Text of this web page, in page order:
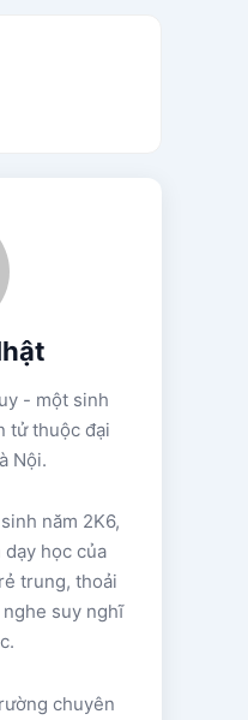
- một sinh
tử thuộc đại
Nội.
năm 2K6,
học của
trung, thoải
suy nghĩ
chuyên